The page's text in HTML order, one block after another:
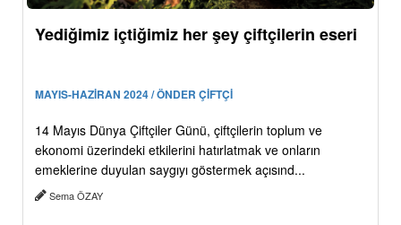
Yediğimiz içtiğimiz her şey çiftçilerin eseri
MAYIS-HAZİRAN 2024 / ÖNDER ÇİFTÇİ
14 Mayıs Dünya Çiftçiler Günü, çiftçilerin toplum ve
ekonomi üzerindeki etkilerini hatırlatmak ve onların
emeklerine duyulan saygıyı göstermek açısınd...
Sema ÖZAY